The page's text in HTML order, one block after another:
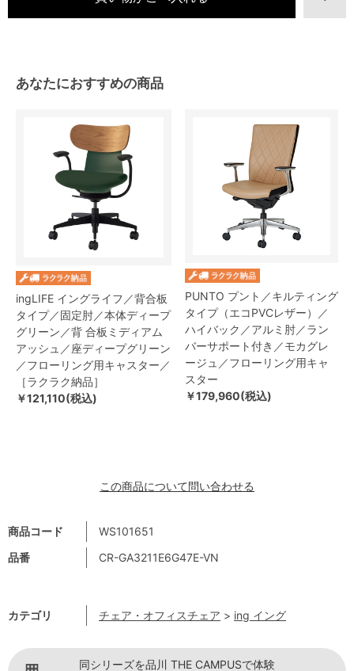
商品コード
WS101651
品番
CR-GA3211E6G47E-VN
カテゴリ チェア・オフィスチェア > ing イング
あなたにおすすめの商品
ingLIFE イングライフ／背合板
タイプ／固定肘／本体ディープ
グリーン／背 合板ミディアム
アッシュ／座ディープグリーン
／フローリング用キャスター／
［ラクラク納品］
￥121,110(税込)
PUNTO プント／キルティング
タイプ（エコPVCレザー）／
ハイバック／アルミ肘／ラン
バーサポート付き／モカグレ
ージュ／フローリング用キャ
スター
￥179,960(税込)
この商品について問い合わせる
同シリーズを品川 THE CAMPUSで体験